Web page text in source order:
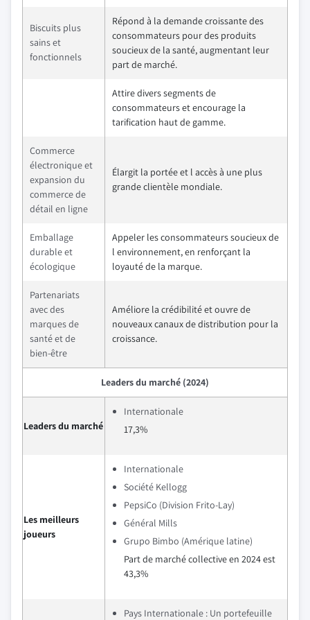
Biscuits plus
sains et
fonctionnels
Répond à la demande croissante des
consommateurs pour des produits
soucieux de la santé, augmentant leur
part de marché.
Attire divers segments de
consommateurs et encourage la
tarification haut de gamme.
Commerce
électronique et
expansion du
commerce de
détail en ligne
Élargit la portée et l accès à une plus
grande clientèle mondiale.
Emballage
durable et
écologique
Appeler les consommateurs soucieux de
l environnement, en renforçant la
loyauté de la marque.
Partenariats
avec des
marques de
santé et de
bien-être
Améliore la crédibilité et ouvre de
nouveaux canaux de distribution pour la
croissance.
Leaders du marché (2024)
Leaders du marché
Internationale
17,3%
Les meilleurs
joueurs
Internationale
Société Kellogg
PepsiCo (Division Frito-Lay)
Général Mills
Grupo Bimbo (Amérique latine)
Part de marché collective en 2024 est
43,3%
Pays Internationale : Un portefeuille